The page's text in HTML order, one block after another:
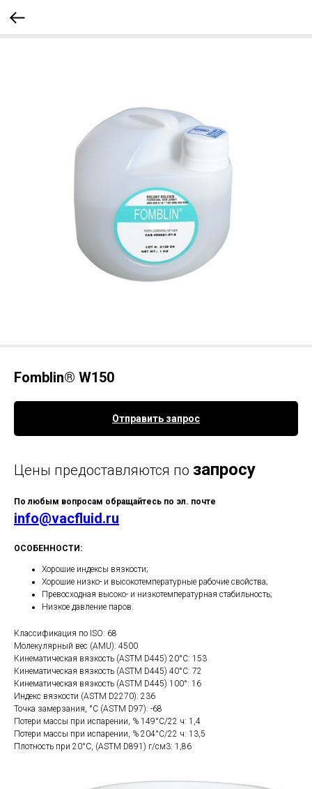
Fomblin® W150
Отправить запрос
Цены предоставляются по запросу
По любым вопросам обращайтесь по эл. почте
info@vacfluid.ru
ОСОБЕННОСТИ:
Хорошие индексы вязкости;
Хорошие низко- и высокотемпературные рабочие свойства;
Превосходная высоко- и низкотемпературная стабильность;
Низкое давление паров.
Классификация по ISO: 68
Молекулярный вес (AMU): 4500
Кинематическая вязкость (ASTM D445) 20°C: 153
Кинематическая вязкость (ASTM D445) 40°C: 72
Кинематическая вязкость (ASTM D445) 100°: 16
Индекс вязкости (ASTM D2270): 236
Точка замерзания, °С (ASTM D97): -68
Потери массы при испарении, % 149°С/22 ч: 1,4
Потери массы при испарении, % 204°С/22 ч: 13,5
Плотность при 20°С, (ASTM D891) г/см3: 1,86